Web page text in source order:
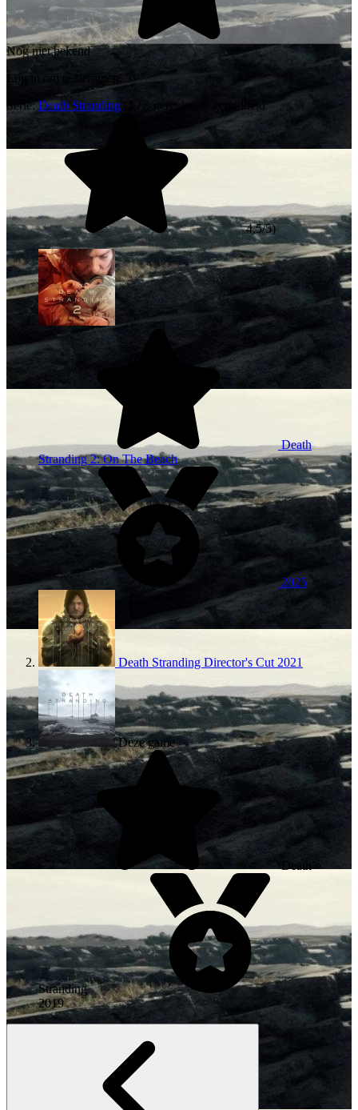
Nog niet bekend
Log in om te stemmen.
Serie: Death Stranding (2 / 3 gereviewd, gemiddeld
4,5/5)
Death
Stranding 2: On The Beach
2025
Death Stranding Director's Cut 2021
Deze game
Death
Stranding
2019